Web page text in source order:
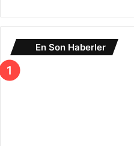
En Son Haberler